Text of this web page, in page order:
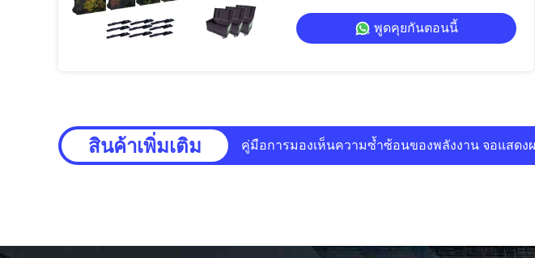
พูดคุยกันตอนนี้
สินค้าเพิ่มเติม คู่มือการแสดงผลภาพ LED ประสิทธิภาพสูง P3.91